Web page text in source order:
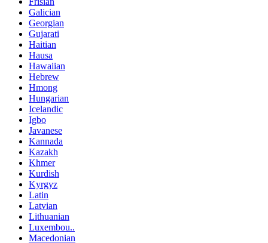
Galician
Georgian
Gujarati
Haitian
Hausa
Hawaiian
Hebrew
Hmong
Hungarian
Icelandic
Igbo
Javanese
Kannada
Kazakh
Khmer
Kurdish
Kyrgyz
Latin
Latvian
Lithuanian
Luxembou..
Macedonian